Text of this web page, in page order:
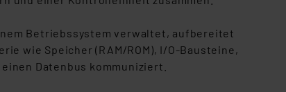
Betriebssystem verwaltet, aufbereitet
wie Speicher (RAM/ROM), I/O-Bausteine,
Datenbus kommuniziert.